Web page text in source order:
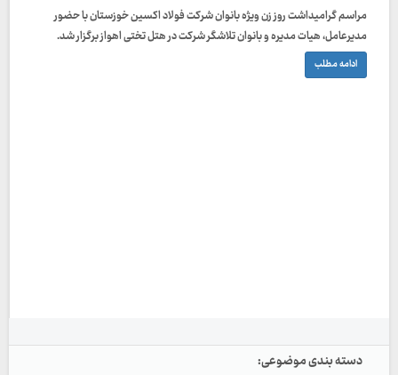
مراسم گرامیداشت روز زن ویژه بانوان شرکت فولاد اکسین خوزستان با حضور
مدیرعامل، هیات مدیره و بانوان تلاشگر شرکت در هتل تختی اهواز برگزار شد.
ادامه مطلب
دسته بندی موضوعی: